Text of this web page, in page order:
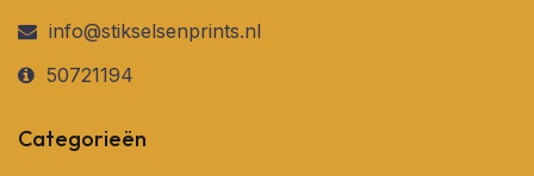
info@stikselsenprints.nl
50721194
Categorieën